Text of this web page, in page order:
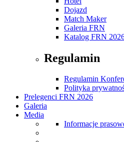
Dojazd
Match Maker
Galeria FRN
Katalog FRN
Regulamin
Regulamin
Polityka
Prelegenci FRN 2026
Galeria
Media
Informacje